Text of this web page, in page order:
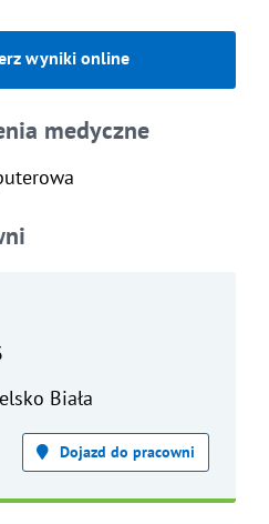
wyniki online
medyczne
Biała
Dojazd do pracowni